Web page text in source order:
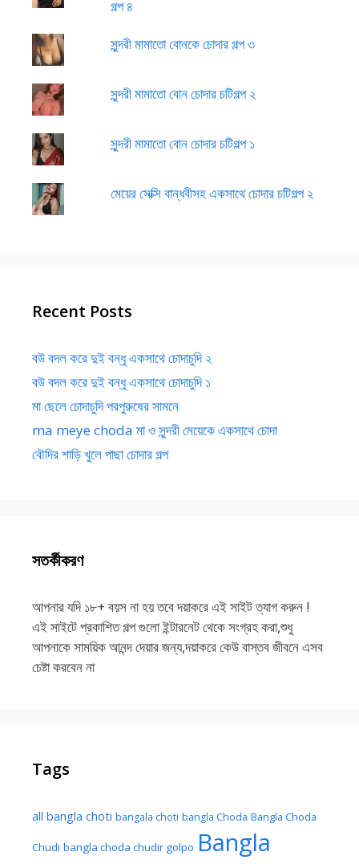
গল্প ৪
সুন্দরী মামাতো বোনকে চোদার গল্প ৩
সুন্দরী মামাতো বোন চোদার চটিগল্প ২
সুন্দরী মামাতো বোন চোদার চটিগল্প ১
মেয়ের সেক্সি বান্ধবীসহ একসাথে চোদার চটিগল্প ২
Recent Posts
বউ বদল করে দুই বন্ধু একসাথে চোদাচুদি ২
বউ বদল করে দুই বন্ধু একসাথে চোদাচুদি ১
মা ছেলে চোদাচুদি পরপুরুষের সামনে
ma meye choda মা ও সুন্দরী মেয়েকে একসাথে চোদা
বৌদির শাড়ি খুলে পাছা চোদার গল্প
সতর্কীকরণ
আপনার যদি ১৮+ বয়স না হয় তবে দয়াকরে এই সাইট ত্যাগ করুন !
এই সাইটে প্রকাশিত গল্প গুলো ইন্টারনেট থেকে সংগ্রহ করা,শুধু
আপনাকে সাময়িক আনন্দ দেয়ার জন্য,দয়াকরে কেউ বাস্তব জীবনে এসব
চেষ্টা করবেন না
Tags
all bangla choti bangala choti bangla Choda Bangla Choda
Chudi bangla choda chudir golpo Bangla